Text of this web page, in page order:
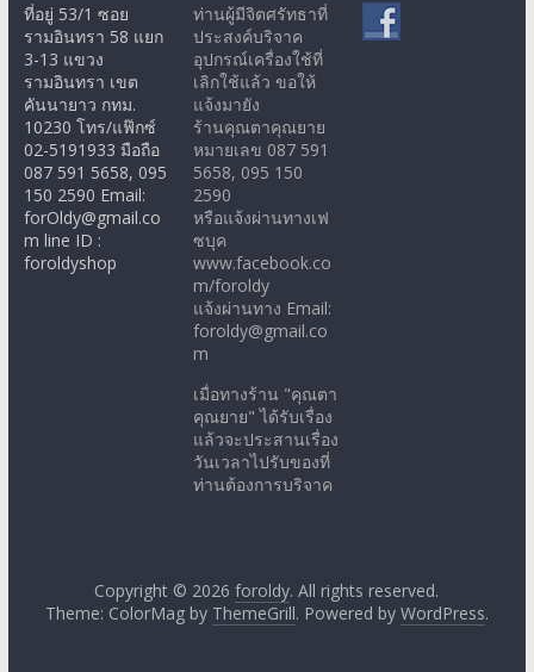
ที่อยู่ 53/1 ซอย
รามอินทรา 58 แยก
3-13 แขวง
รามอินทรา เขต
คันนายาว กทม.
10230 โทร/แฟ๊กซ์
02-5191933 มือถือ
087 591 5658, 095
150 2590 Email:
forOldy@gmail.co
m line ID :
foroldyshop
ท่านผู้มีจิตศรัทธาที่
ประสงค์บริจาค
อุปกรณ์เครื่องใช้ที่
เลิกใช้แล้ว ขอให้
แจ้งมายัง
ร้านคุณตาคุณยาย
หมายเลข 087 591
5658, 095 150
2590
หรือแจ้งผ่านทางเฟ
ซบุค
www.facebook.co
m/foroldy
แจ้งผ่านทาง Email:
foroldy@gmail.co
m
เมื่อทางร้าน "คุณตา
คุณยาย" ได้รับเรื่อง
แล้วจะประสานเรื่อง
วันเวลาไปรับของที่
ท่านต้องการบริจาค
Copyright © 2026foroldy. All rights reserved.
Theme: ColorMag by ThemeGrill. Powered by WordPress.